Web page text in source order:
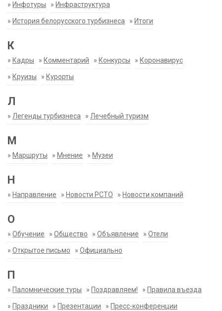
» Инфотуры » Инфраструктура
» История белорусского турбизнеса » Итоги
К
» Кадры » Комментарий » Конкурсы » Коронавирус
» Круизы » Курорты
Л
» Легенды турбизнеса » Лечебный туризм
М
» Маршруты » Мнение » Музеи
Н
» Направление » Новости РСТО » Новости компаний
О
» Обучение » Общество » Объявление » Отели
» Открытое письмо » Официально
П
» Паломнические туры » Поздравляем! » Правила въезда
» Праздники » Презентации » Пресс-конференции